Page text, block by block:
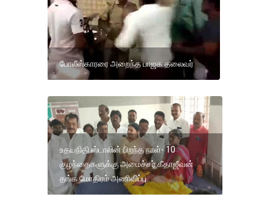
போலீஸ்காரரை அறைந்த பாஜக தலைவர்
உதயநிதி ஸ்டாலின் பிறந்த நாள்- 10
குழந்தைகளுக்கு அமைச்சர் கீதாஜீவன்
தங்க மோதிரம் அணிவிப்பு..